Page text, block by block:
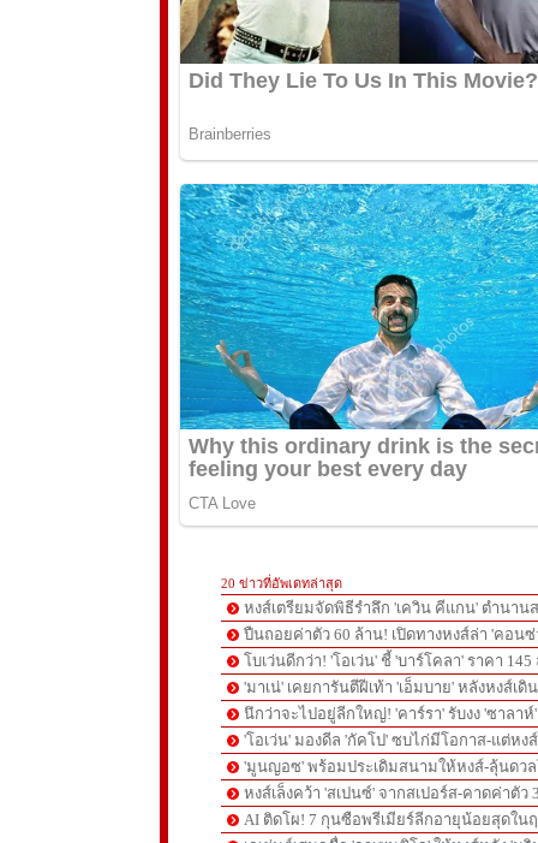
20 ข่าวที่อัพเดทล่าสุด
หงส์เตรียมจัดพิธีรำลึก 'เควิน คีแกน' ตำนาน
ปืนถอยค่าตัว 60 ล้าน! เปิดทางหงส์ล่า 'คอนซ่
โบเว่นดีกว่า! 'โอเว่น' ชี้ 'บาร์โคลา' ราคา
'มาเน่' เคยการันตีฝีเท้า 'เอ็มบาย' หลังหงส์เดิ
นึกว่าจะไปอยู่ลีกใหญ่! 'คาร์รา' รับงง 'ซาลา
'โอเว่น' มองดีล 'กัคโป' ซบไก่มีโอกาส-แต่ห
'มูนญอซ' พร้อมประเดิมสนามให้หงส์-ลุ้นดว
หงส์เล็งคว้า 'สเปนซ์' จากสเปอร์ส-คาดค่าตัว
AI ติดโผ! 7 กุนซือพรีเมียร์ลีกอายุน้อยสุดใน